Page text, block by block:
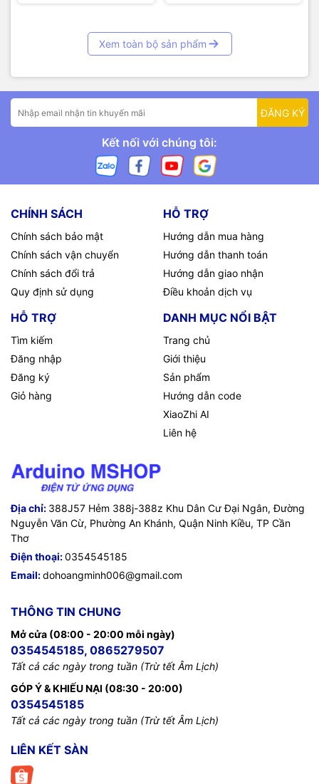
Xem toàn bộ sản phẩm
ĐĂNG KÝ
Kết nối với chúng tôi:
CHÍNH SÁCH
Chính sách bảo mật
Chính sách vận chuyển
Chính sách đổi trả
Quy định sử dụng
HỖ TRỢ
Hướng dẫn mua hàng
Hướng dẫn thanh toán
Hướng dẫn giao nhận
Điều khoản dịch vụ
HỖ TRỢ
Tìm kiếm
Đăng nhập
Đăng ký
Giỏ hàng
DANH MỤC NỔI BẬT
Trang chủ
Giới thiệu
Sản phẩm
Hướng dẫn code
XiaoZhi AI
Liên hệ
Địa chỉ: 388J57 Hẻm 388j-388z Khu Dân Cư Đại Ngân, Đường
Nguyễn Văn Cừ, Phường An Khánh, Quận Ninh Kiều, TP Cần
Thơ
Điện thoại:0354545185
Email:dohoangminh006@gmail.com
THÔNG TIN CHUNG
Mở cửa (08:00 - 20:00 mỗi ngày)
0354545185, 0865279507
Tất cả các ngày trong tuần (Trừ tết Âm Lịch)
GÓP Ý & KHIẾU NẠI (08:30 - 20:00)
0354545185
Tất cả các ngày trong tuần (Trừ tết Âm Lịch)
LIÊN KẾT SÀN